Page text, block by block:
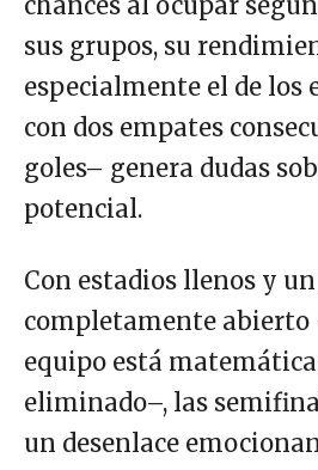
sus grupos, su
especialmente el de los
con dos empates
goles– genera dudas
potencial.
Con estadios llenos y
completamente
equipo está
eliminado–, las
un desenlace